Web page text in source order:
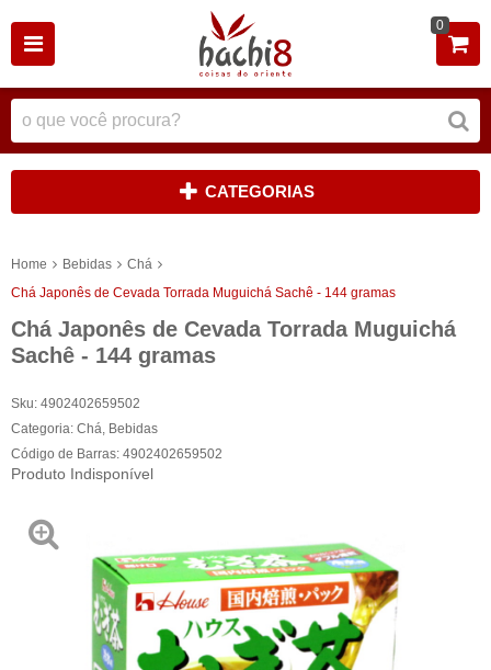
0
CATEGORIAS
Home Bebidas
Chá
Chá Japonês de Cevada Torrada Muguichá Sachê - 144 gramas
Chá Japonês de Cevada Torrada Muguichá
Sachê - 144 gramas
Sku: 4902402659502
Categoria: Chá Bebidas
Código de Barras: 4902402659502
Produto Indisponível